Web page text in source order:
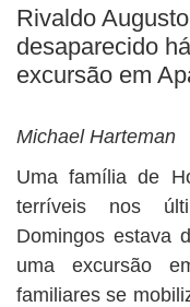
Rivaldo
desaparecido
excursão em
Michael Harteman
Uma família de
terríveis nos
Domingos estava
uma excursão
familiares se